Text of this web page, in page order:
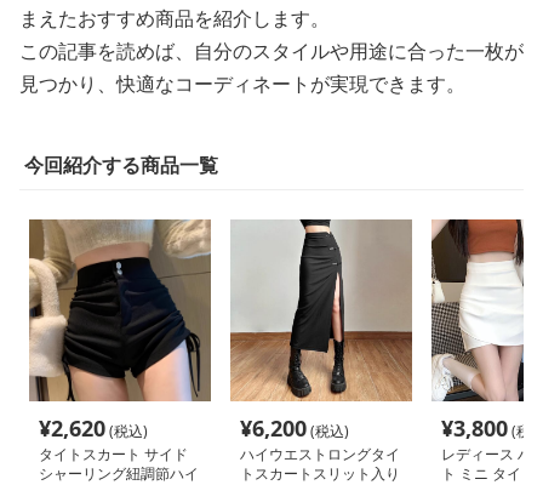
まえたおすすめ商品を紹介します。
この記事を読めば、自分のスタイルや用途に合った一枚が
見つかり、快適なコーディネートが実現できます。
今回紹介する商品一覧
¥2,620(税込)
タイトスカート サイド
シャーリング紐調節ハイ
¥6,200(税込)
ハイウエストロングタイ
トスカートスリット入り
¥3,800(税
レディース ハ
ト ミニ タイト